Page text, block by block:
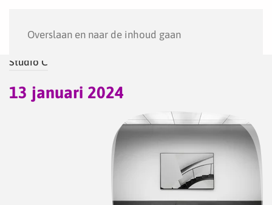
Overslaan en naar de inhoud gaan
Studio C
13 januari 2024